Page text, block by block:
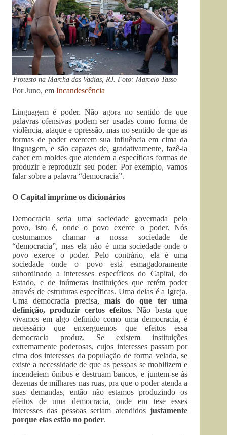
Protesto na Marcha das Vadias, RJ. Foto: Marcelo Tasso
Por Juno, em Incandescência
Linguagem é poder. Não agora no sentido de que
palavras ofensivas podem ser usadas como forma de
violência, ataque e opressão, mas no sentido de que as
formas de poder exercem sua influência em cima da
linguagem, e são capazes de, gradativamente, fazê-la
caber em moldes que atendem a específicas formas de
produzir e reproduzir seu poder. Por exemplo, vamos
falar sobre a palavra “democracia”.
O Capital imprime os dicionários
Democracia seria uma sociedade governada pelo
povo, isto é, onde o povo exerce o poder. Nós
costumamos chamar a nossa sociedade de
“democracia”, mas ela não é uma sociedade onde o
povo exerce o poder. Pelo contrário, ela é uma
sociedade onde o povo está esmagadoramente
subordinado a interesses específicos do Capital, do
Estado, e de inúmeras instituições que retém poder
através de estruturas específicas. Uma delas é a Igreja.
Uma democracia precisa,mais do que ter uma
definição, produzir certos efeitos. Não basta que
vivamos em algo definido como uma democracia, é
necessário que enxerguemos que efeitos essa
democracia produz. Se existem instituições
extremamente poderosas, cujos interesses passam por
cima dos interesses da população de forma velada, se
existe a necessidade de que as pessoas se mobilizem e
incendeiem ônibus e destruam bancos, e juntem-se às
dezenas de milhares nas ruas, pra que o poder atenda a
suas demandas, então não estamos produzindo os
efeitos de uma democracia, onde em tese esses
interesses das pessoas seriam atendidosjustamente
porque elas estão no poder.